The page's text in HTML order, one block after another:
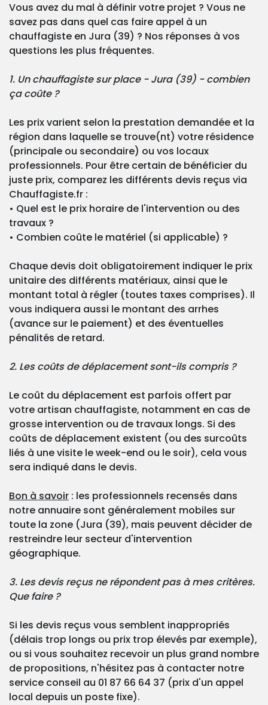
Vous avez du mal à définir votre projet ? Vous ne
savez pas dans quel cas faire appel à un
chauffagiste en Jura (39) ? Nos réponses à vos
questions les plus fréquentes.
1. Un chauffagiste sur place - Jura (39) - combien
ça coûte ?
Les prix varient selon la prestation demandée et la
région dans laquelle se trouve(nt) votre résidence
(principale ou secondaire) ou vos locaux
professionnels. Pour être certain de bénéficier du
juste prix, comparez les différents devis reçus via
Chauffagiste.fr :
• Quel est le prix horaire de l'intervention ou des
travaux ?
• Combien coûte le matériel (si applicable) ?
Chaque devis doit obligatoirement indiquer le prix
unitaire des différents matériaux, ainsi que le
montant total à régler (toutes taxes comprises). Il
vous indiquera aussi le montant des arrhes
(avance sur le paiement) et des éventuelles
pénalités de retard.
2. Les coûts de déplacement sont-ils compris ?
Le coût du déplacement est parfois offert par
votre artisan chauffagiste, notamment en cas de
grosse intervention ou de travaux longs. Si des
coûts de déplacement existent (ou des surcoûts
liés à une visite le week-end ou le soir), cela vous
sera indiqué dans le devis.
Bon à savoir : les professionnels recensés dans
notre annuaire sont généralement mobiles sur
toute la zone (Jura (39), mais peuvent décider de
restreindre leur secteur d'intervention
géographique.
3. Les devis reçus ne répondent pas à mes critères.
Que faire ?
Si les devis reçus vous semblent inappropriés
(délais trop longs ou prix trop élevés par exemple),
ou si vous souhaitez recevoir un plus grand nombre
de propositions, n'hésitez pas à contacter notre
service conseil au 01 87 66 64 37 (prix d'un appel
local depuis un poste fixe).